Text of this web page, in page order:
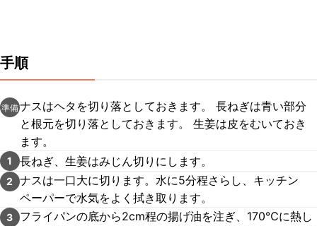
手順
準備ナスはヘタを切り落としておきます。 長ねぎは青い部分
と根元を切り落としておきます。 生姜は皮をむいておき
ます。
1 長ねぎ、生姜はみじん切りにします。
2
ナスは一口大に切ります。水に5分程さらし、キッチン
ペーパーで水気をよく拭き取ります。
3
フライパンの底から2cm程の揚げ油を注ぎ、170℃に熱し